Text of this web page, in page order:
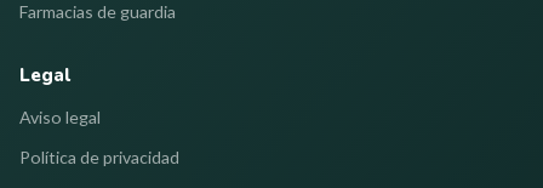
Farmacias de guardia
Legal
Aviso legal
Política de privacidad